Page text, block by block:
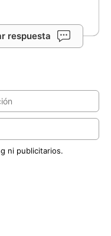
respuesta
ni publicitarios.